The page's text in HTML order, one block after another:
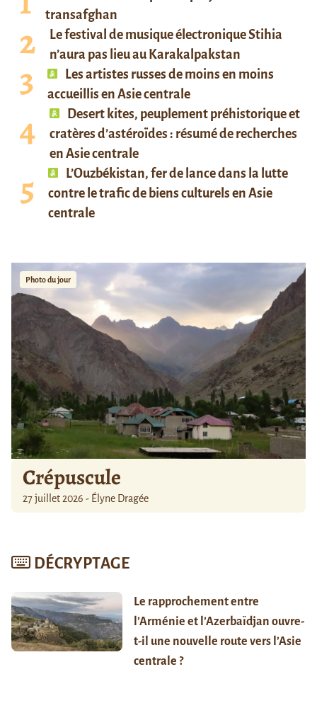
transafghan
Le festival de musique électronique Stihia
n’aura pas lieu au Karakalpakstan
Les artistes russes de moins en moins
accueillis en Asie centrale
Desert kites, peuplement préhistorique et
cratères d’astéroïdes : résumé de recherches
en Asie centrale
L’Ouzbékistan, fer de lance dans la lutte
contre le trafic de biens culturels en Asie
centrale
Photo du jour
Crépuscule
27 juillet 2026 - Élyne Dragée
DÉCRYPTAGE
Le rapprochement entre
l’Arménie et l’Azerbaïdjan ouvre-
t-il une nouvelle route vers l’Asie
centrale ?